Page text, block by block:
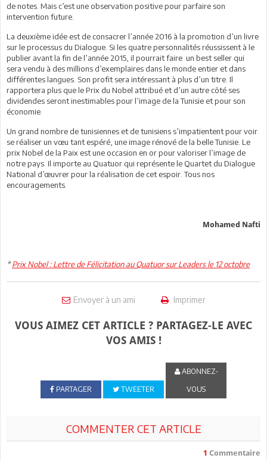
de notes. Mais c’est une observation positive pour parfaire son
intervention future.
La deuxième idée est de consacrer l’année 2016 à la promotion d’un livre
sur le processus du Dialogue. Si les quatre personnalités réussissent à le
publier avant la fin de l’année 2015, il pourrait faire un best seller qui
sera vendu à des millions d’exemplaires dans le monde entier et dans
différentes langues. Son profit sera intéressant à plus d’un titre. Il
rapportera plus que le Prix du Nobel attribué et d’un autre côté ses
dividendes seront inestimables pour l’image de la Tunisie et pour son
économie.
Un grand nombre de tunisiennes et de tunisiens s’impatientent pour voir
se réaliser un vœu tant espéré, une image rénové de la belle Tunisie. Le
prix Nobel de la Paix est une occasion en or pour valoriser l’image de
notre pays. Il importe au Quatuor qui représente le Quartet du Dialogue
National d’œuvrer pour la réalisation de cet espoir. Tous nos
encouragements.
Mohamed Nafti
*Prix Nobel : Lettre de Félicitation au Quatuor sur Leaders le 12 octobre
Envoyer à un ami Imprimer
VOUS AIMEZ CET ARTICLE ? PARTAGEZ-LE AVEC
VOS AMIS !
PARTAGER TWEETER
ABONNEZ-
VOUS
COMMENTER CET ARTICLE
1 Commentaire